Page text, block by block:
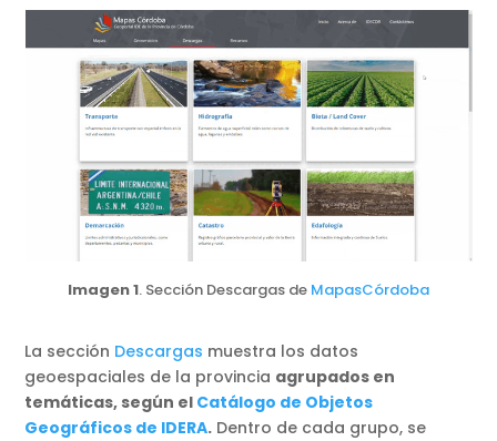
Imagen 1. Sección Descargas de MapasCórdoba
La sección Descargas muestra los datos
geoespaciales de la provincia agrupados en
temáticas, según el Catálogo de Objetos
Geográficos de IDERA. Dentro de cada grupo, se